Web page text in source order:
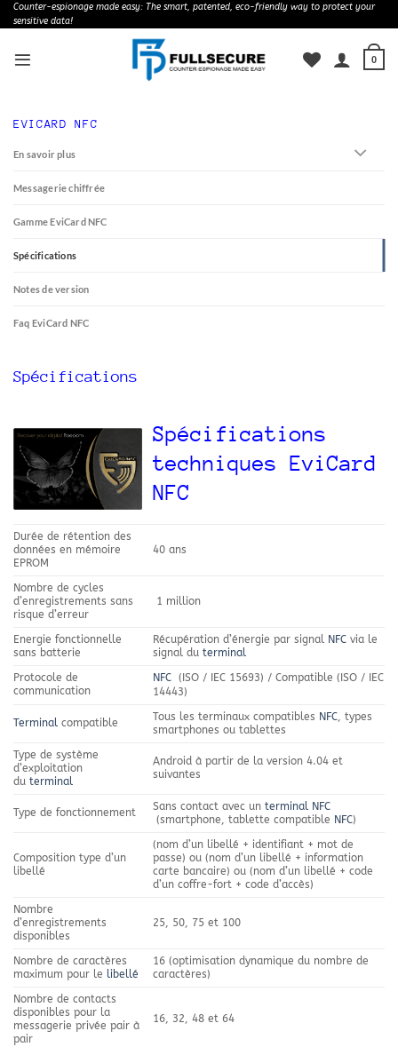
Skip
to
Counter-espionage made easy: The smart, patented, eco-friendly way to protect your
sensitive data!
0
EVICARD NFC
En savoir plus
Messagerie chiffrée
Gamme EviCard NFC
Spécifications
Notes de version
Faq EviCard NFC
Spécifications
Spécifications
techniques EviCard
NFC
Durée de rétention des
données en mémoire
EPROM
40 ans
Nombre de cycles
d’enregistrements sans
risque d’erreur
1 million
Energie fonctionnelle
sans batterie
Récupération d’énergie par signal NFC via le
signal duterminal
Protocole de
communication
NFC (ISO / IEC 15693) / Compatible (ISO / IEC
14443)
Terminal compatible Tous les terminaux compatibles NFC, types
smartphones ou tablettes
Type de système
d’exploitation
du terminal
Android à partir de la version 4.04 et
suivantes
Type de fonctionnement Sans contact avec unterminal NFC
(smartphone, tablette compatible NFC)
Composition type d’un
libellé
(nom d’un libellé + identifiant + mot de
passe) ou (nom d’un libellé + information
carte bancaire) ou (nom d’un libellé + code
d’un coffre-fort + code d’accès)
Nombre
d’enregistrements
disponibles
25, 50, 75 et 100
Nombre de caractères
maximum pour le libellé
16 (optimisation dynamique du nombre de
caractères)
Nombre de contacts
disponibles pour la
messagerie privée pair à
pair
16, 32, 48 et 64